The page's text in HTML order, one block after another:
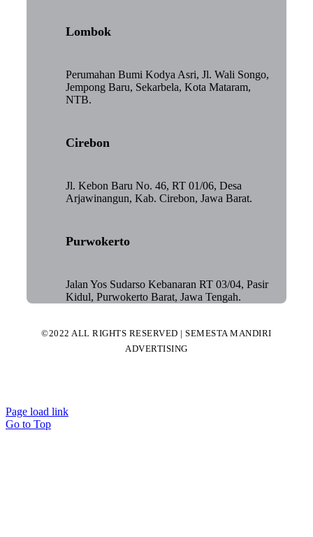
Lombok
Perumahan Bumi Kodya Asri, Jl. Wali Songo,
Jempong Baru, Sekarbela, Kota Mataram,
NTB.
Cirebon
Jl. Kebon Baru No. 46, RT 01/06, Desa
Arjawinangun, Kab. Cirebon, Jawa Barat.
Purwokerto
Jalan Yos Sudarso Kebanaran RT 03/04, Pasir
Kidul, Purwokerto Barat, Jawa Tengah.
©2022 ALL RIGHTS RESERVED | SEMESTA MANDIRI
ADVERTISING
Page load link
Go to Top